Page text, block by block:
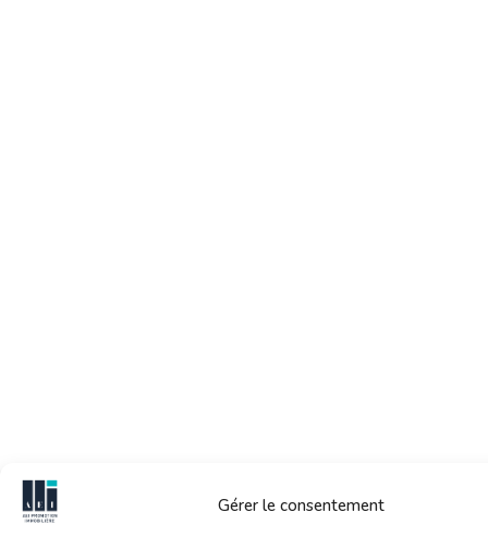
Gérer le consentement